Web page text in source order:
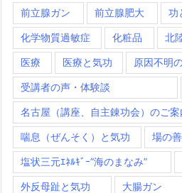
前立腺ガン 前立腺肥大 功
化学物質過敏症 化粧品 北
医療 医療と気功 原因不明
受講者の声・体験談
名古屋（講座、自主錬功会）のご案
喘息（ぜんそく）と気功 場の
塩状三元ｴﾈﾙｷﾞｰ”海のまなみ”
外反母趾と気功 大腸ガン